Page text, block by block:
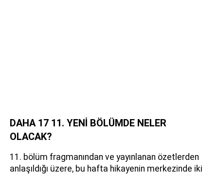
DAHA 17 11. YENİ BÖLÜMDE NELER
OLACAK?
11. bölüm fragmanından ve yayınlanan özetlerden
anlaşıldığı üzere, bu hafta hikayenin merkezinde iki